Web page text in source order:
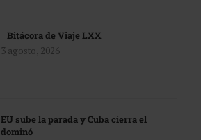
Bitácora de Viaje LXX
3 agosto, 2026
EU sube la parada y Cuba cierra el
dominó